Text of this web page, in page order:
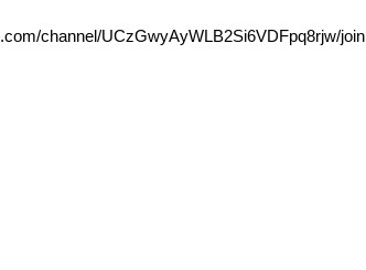
channel/UCzGwyAyWLB2Si6VDFpq8rjw/join